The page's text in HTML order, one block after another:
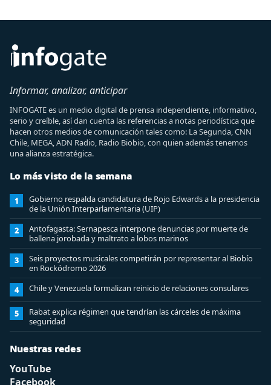
Informar, analizar, anticipar
INFOGATE es un medio digital de prensa independiente, informativo,
serio y creíble, así dan cuenta las referencias a notas periodística que
hacen otros medios de comunicación tales como: La Segunda, CNN
Chile, MEGA, ADN Radio, Radio Biobio, con quien además tenemos
una alianza estratégica.
Lo más visto de la semana
1
Gobierno respalda candidatura de Rojo Edwards a la presidencia
de la Unión Interparlamentaria (UIP)
2
Antofagasta: Sernapesca interpone denuncias por muerte de
ballena jorobada y maltrato a lobos marinos
3
Seis proyectos musicales competirán por representar al Biobío
en Rockódromo 2026
4 Chile y Venezuela formalizan reinicio de relaciones consulares
5
Rabat explica régimen que tendrían las cárceles de máxima
seguridad
Nuestras redes
YouTube
Facebook